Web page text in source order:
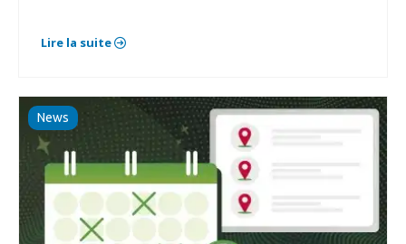
Lire la suite
News